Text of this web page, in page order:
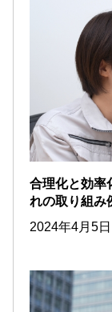
合理化と効率
れの取り組み
2024年4月5日